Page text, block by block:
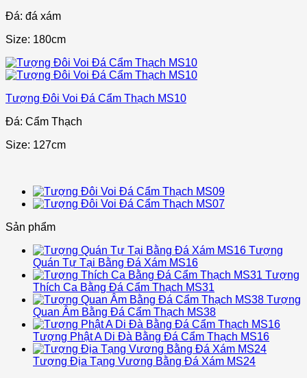
Đá: đá xám
Size: 180cm
Tượng Đôi Voi Đá Cẩm Thạch MS10
Đá: Cẩm Thạch
Size: 127cm
Sản phẩm
Tượng
Quán Tự Tại Bằng Đá Xám MS16
Tượng
Thích Ca Bằng Đá Cẩm Thạch MS31
Tượng
Quan Âm Bằng Đá Cẩm Thạch MS38
Tượng Phật A Di Đà Bằng Đá Cẩm Thạch MS16
Tượng Địa Tạng Vương Bằng Đá Xám MS24